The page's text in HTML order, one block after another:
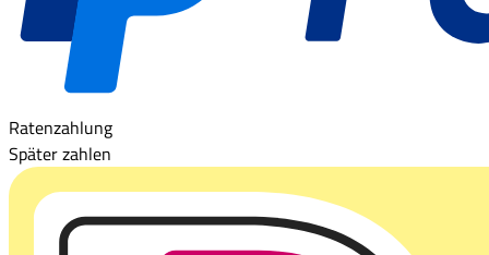
Ratenzahlung
Später zahlen